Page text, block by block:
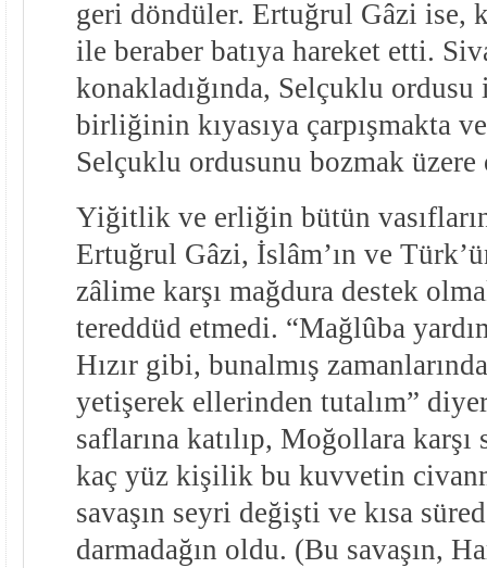
geri döndüler. Ertuğrul Gâzi ise,
ile beraber batıya hareket etti.
konakladığında, Selçuklu
birliğinin kıyasıya çarpışmakta
Selçuklu ordusunu bozmak
Yiğitlik ve erliğin bütün
Ertuğrul Gâzi, İslâm’ın ve
zâlime karşı mağdura destek
tereddüd etmedi. “Mağlûba
Hızır gibi, bunalmış
yetişerek ellerinden tutalım”
saflarına katılıp, Moğollara karşı
kaç yüz kişilik bu kuvvetin
savaşın seyri değişti ve kısa
darmadağın oldu. (Bu savaşın,